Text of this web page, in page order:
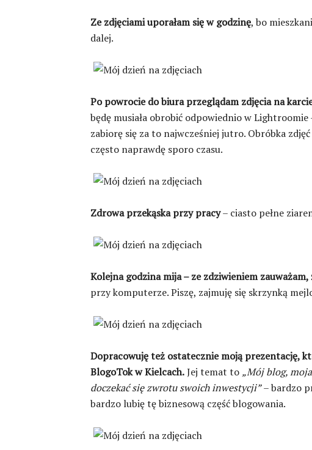
Ze zdjęciami uporałam się w godzinę, bo
dalej.
Po powrocie do biura przeglądam zdjęcia na
będę musiała obrobić odpowiednio w
zabiorę się za to najwcześniej jutro. Obróbka
często naprawdę sporo czasu.
Zdrowa przekąska przy pracy– ciasto pełne
Kolejna godzina mija – ze zdziwieniem
przy komputerze. Piszę, zajmuję się skrzynką
Dopracowuję też ostatecznie moją prezentację,
BlogoTok w Kielcach.Jej temat to „Mój blog,
doczekać się zwrotu swoich inwestycji”– bardzo
bardzo lubię tę biznesową część blogowania.